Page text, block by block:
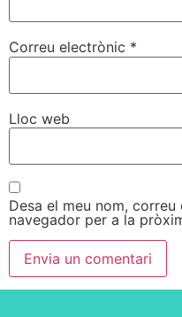
Correu electrònic *
Lloc web
Desa el meu nom,
navegador per a la